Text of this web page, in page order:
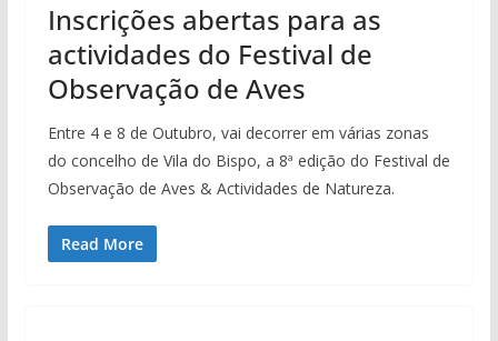
Inscrições abertas para as
actividades do Festival de
Observação de Aves
Entre 4 e 8 de Outubro, vai decorrer em várias zonas
do concelho de Vila do Bispo, a 8ª edição do Festival de
Observação de Aves & Actividades de Natureza.
Read More